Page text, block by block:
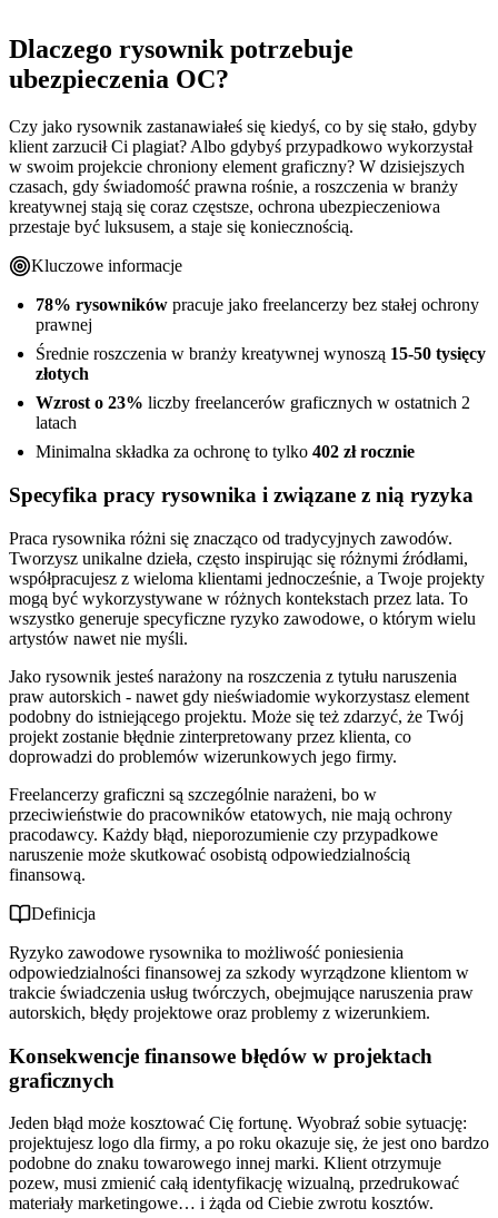
Konsekwencje finansowe błędów w projektach graficznych
Freelancing vs stałe zatrudnienie - różnice w ochronie
Status prawny zawodu rysownika w Polsce
Dlaczego warto rozważyć OC mimo braku obowiązku
Porównanie z zawodami o obowiązkowym OC
Co obejmuje ubezpieczenie OC rysownika?
Podstawowy zakres odpowiedzialności cywilnej
Rozszerzenia standardowe dla rysowników
Płatne rozszerzenia RODO i cyber
Najczęstsze ryzyka zawodowe rysownika - przykłady szkód
Naruszenie praw autorskich i plagiat
Błędy w projektach graficznych i ich konsekwencje
Szkody w sprzęcie i materiałach klienta
Problemy z RODO i ochroną danych
Ile kosztuje OC dla rysownika?
Czynniki wpływające na wysokość składki
Orientacyjne przedziały cenowe
Porównanie koszt ubezpieczenia vs potencjalna szkoda
Jak i gdzie wykupić ubezpieczenie OC rysownika?
Korzyści zakupu online vs tradycyjne kanały
Szczegółowy proces zakupu online - 5 kroków
Wymagane dokumenty i informacje
Praktyczne wskazówki dla rysownika
Jak minimalizować ryzyko w codziennej pracy
Dokumentacja projektów i współpracy z klientami
Postępowanie w przypadku roszczenia
Dlaczego rysownik potrzebuje
ubezpieczenia OC?
Czy jako rysownik zastanawiałeś się kiedyś, co by się stało, gdyby
klient zarzucił Ci plagiat? Albo gdybyś przypadkowo wykorzystał
w swoim projekcie chroniony element graficzny? W dzisiejszych
czasach, gdy świadomość prawna rośnie, a roszczenia w branży
kreatywnej stają się coraz częstsze, ochrona ubezpieczeniowa
przestaje być luksusem, a staje się koniecznością.
Kluczowe informacje
78% rysowników pracuje jako freelancerzy bez stałej ochrony
prawnej
Średnie roszczenia w branży kreatywnej wynoszą 15-50 tysięcy
złotych
Wzrost o 23% liczby freelancerów graficznych w ostatnich 2
latach
Minimalna składka za ochronę to tylko 402 zł rocznie
Specyfika pracy rysownika i związane z nią ryzyka
Praca rysownika różni się znacząco od tradycyjnych zawodów.
Tworzysz unikalne dzieła, często inspirując się różnymi źródłami,
współpracujesz z wieloma klientami jednocześnie, a Twoje projekty
mogą być wykorzystywane w różnych kontekstach przez lata. To
wszystko generuje specyficzne ryzyko zawodowe, o którym wielu
artystów nawet nie myśli.
Jako rysownik jesteś narażony na roszczenia z tytułu naruszenia
praw autorskich - nawet gdy nieświadomie wykorzystasz element
podobny do istniejącego projektu. Może się też zdarzyć, że Twój
projekt zostanie błędnie zinterpretowany przez klienta, co
doprowadzi do problemów wizerunkowych jego firmy.
Freelancerzy graficzni są szczególnie narażeni, bo w
przeciwieństwie do pracowników etatowych, nie mają ochrony
pracodawcy. Każdy błąd, nieporozumienie czy przypadkowe
naruszenie może skutkować osobistą odpowiedzialnością
finansową.
Definicja
Ryzyko zawodowe rysownika to możliwość poniesienia
odpowiedzialności finansowej za szkody wyrządzone klientom w
trakcie świadczenia usług twórczych, obejmujące naruszenia praw
autorskich, błędy projektowe oraz problemy z wizerunkiem.
Konsekwencje finansowe błędów w projektach
graficznych
Jeden błąd może kosztować Cię fortunę. Wyobraź sobie sytuację:
projektujesz logo dla firmy, a po roku okazuje się, że jest ono bardzo
podobne do znaku towarowego innej marki. Klient otrzymuje
pozew, musi zmienić całą identyfikację wizualną, przedrukować
materiały marketingowe… i żąda od Ciebie zwrotu kosztów.